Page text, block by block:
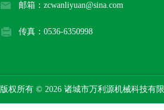
邮箱：zcwanliyuan@sina.com
传真：0536-6350998
版权所有 © 2026 诸城市万利源机械科技有